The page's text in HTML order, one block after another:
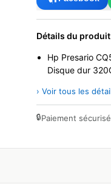
Détails du produit
Hp Presario
Disque dur
› Voir tous les
🔒Paiement sécurisé